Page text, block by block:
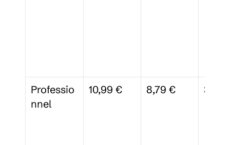
Professio
nnel
10,99 € 8,79 € 3 To